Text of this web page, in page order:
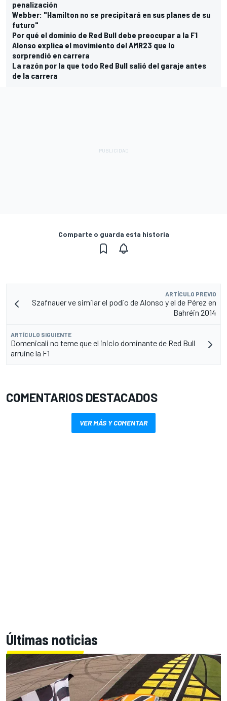
penalización
Webber: "Hamilton no se precipitará en sus planes de su
futuro"
Por qué el dominio de Red Bull debe preocupar a la F1
Alonso explica el movimiento del AMR23 que lo
sorprendió en carrera
La razón por la que todo Red Bull salió del garaje antes
de la carrera
Comparte o guarda esta historia
ARTÍCULO PREVIO
Szafnauer ve similar el podio de Alonso y el de Pérez en
Bahréin 2014
ARTÍCULO SIGUIENTE
Domenicali no teme que el inicio dominante de Red Bull
arruine la F1
COMENTARIOS DESTACADOS
VER MÁS Y COMENTAR
Últimas noticias